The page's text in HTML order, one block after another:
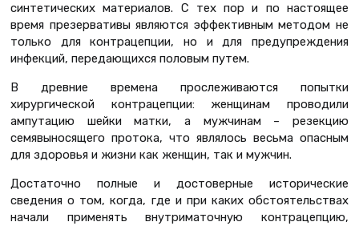
синтетических материалов. С тех пор и по настоящее
время презервативы являются эффективным методом не
только для контрацепции, но и для предупреждения
инфекций, передающихся половым путем.
В древние времена прослеживаются попытки
хирургической контрацепции: женщинам проводили
ампутацию шейки матки, а мужчинам – резекцию
семявыносящего протока, что являлось весьма опасным
для здоровья и жизни как женщин, так и мужчин.
Достаточно полные и достоверные исторические
сведения о том, когда, где и при каких обстоятельствах
начали применять внутриматочную контрацепцию,